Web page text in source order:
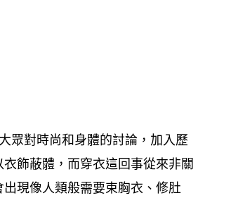
眾對時尚和身體的討論，加入歷
飾蔽體，而穿衣這回事從來非關
現像人類般需要束胸衣、修肚